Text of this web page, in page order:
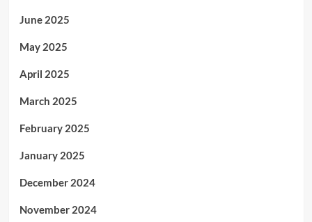
June 2025
May 2025
April 2025
March 2025
February 2025
January 2025
December 2024
November 2024